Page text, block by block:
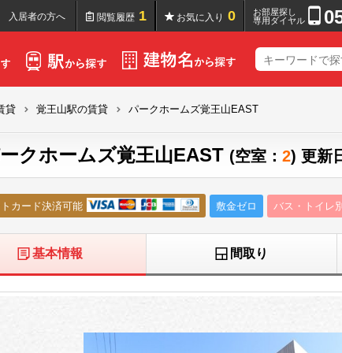
入居者の方へ 閲覧履歴 1 お気に入り 0
お部屋探し
専用ダイヤル
貸 覚王山駅の賃貸 パークホームズ覚王山EAST
クホームズ覚王山EAST (空室： 2) 更新
カード決済可能 敷金ゼロ バス・トイレ別
基本情報 間取り